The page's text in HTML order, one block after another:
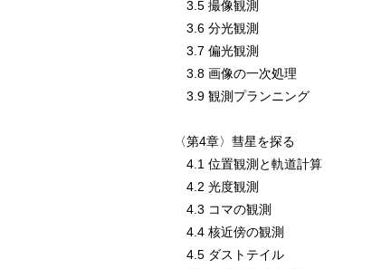
3.5 撮像観測
3.6 分光観測
3.7 偏光観測
3.8 画像の一次処理
3.9 観測プランニング
〈第4章〉彗星を探る
4.1 位置観測と軌道計算
4.2 光度観測
4.3 コマの観測
4.4 核近傍の観測
4.5 ダストテイル